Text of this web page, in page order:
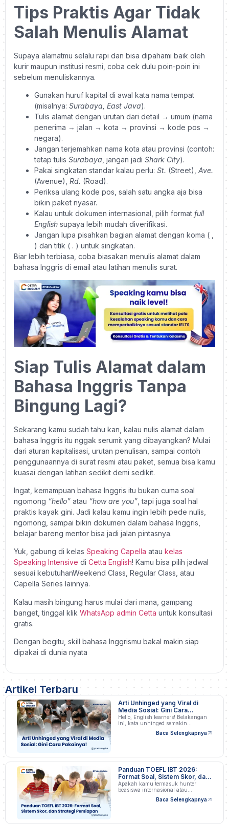
Tips Praktis Agar Tidak
Salah Menulis Alamat
Supaya alamatmu selalu rapi dan bisa dipahami baik oleh
kurir maupun institusi resmi, coba cek dulu poin-poin ini
sebelum menuliskannya.
Gunakan huruf kapital di awal kata nama tempat
(misalnya: Surabaya, East Java).
Tulis alamat dengan urutan dari detail → umum (nama
penerima → jalan → kota → provinsi → kode pos →
negara).
Jangan terjemahkan nama kota atau provinsi (contoh:
tetap tulis Surabaya, jangan jadi Shark City).
Pakai singkatan standar kalau perlu: St. (Street), Ave.
(Avenue), Rd. (Road).
Periksa ulang kode pos, salah satu angka aja bisa
bikin paket nyasar.
Kalau untuk dokumen internasional, pilih format full
English supaya lebih mudah diverifikasi.
Jangan lupa pisahkan bagian alamat dengan koma ( ,
) dan titik ( . ) untuk singkatan.
Biar lebih terbiasa, coba biasakan menulis alamat dalam
bahasa Inggris di email atau latihan menulis surat.
Siap Tulis Alamat dalam
Bahasa Inggris Tanpa
Bingung Lagi?
Sekarang kamu sudah tahu kan, kalau nulis alamat dalam
bahasa Inggris itu nggak serumit yang dibayangkan? Mulai
dari aturan kapitalisasi, urutan penulisan, sampai contoh
penggunaannya di surat resmi atau paket, semua bisa kamu
kuasai dengan latihan sedikit demi sedikit.
Ingat, kemampuan bahasa Inggris itu bukan cuma soal
ngomong “hello” atau “how are you” , tapi juga soal hal
praktis kayak gini. Jadi kalau kamu ingin lebih pede nulis,
ngomong, sampai bikin dokumen dalam bahasa Inggris,
belajar bareng mentor bisa jadi jalan pintasnya.
Yuk, gabung di kelas Speaking Capella atau kelas
Speaking Intensive di Cetta English! Kamu bisa pilih jadwal
sesuai kebutuhanWeekend Class Regular Class , atau
Capella Series lainnya.
Kalau masih bingung harus mulai dari mana, gampang
banget, tinggal klik WhatsApp admin Cetta untuk konsultasi
gratis.
Dengan begitu, skill bahasa Inggrismu bakal makin siap
dipakai di dunia nyata
Artikel Terbaru
Arti Unhinged yang Viral di
Media Sosial: Gini Cara
Pakainya!
Hello, English learners! Belakangan
ini, kata unhinged semakin…
Baca Selengkapnya
Panduan TOEFL IBT 2026:
Format Soal, Sistem Skor, dan
Strategi Persiapan
Apakah kamu termasuk hunter
beasiswa internasional atau
Baca Selengkapnya